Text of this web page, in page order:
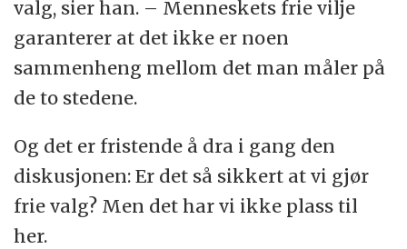
valg, sier han. – Menneskets frie vilje
garanterer at det ikke er noen
sammenheng mellom det man måler på
de to stedene.
Og det er fristende å dra i gang den
diskusjonen: Er det så sikkert at vi gjør
frie valg? Men det har vi ikke plass til
her.